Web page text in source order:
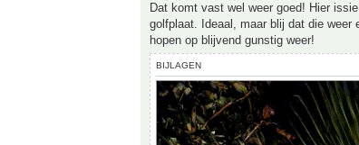
Dat komt vast wel weer goed! Hier
golfplaat. Ideaal, maar blij dat die weer
hopen op blijvend gunstig weer!
BIJLAGEN